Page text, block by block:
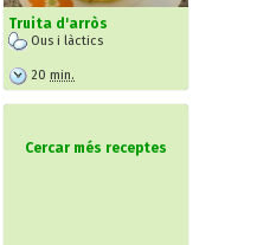
Truita d'arròs
Ous i làctics
20 min.
Cercar més receptes